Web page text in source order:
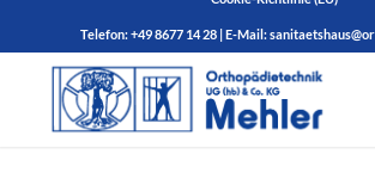
Telefon: +49 8677 14 28 | E-Mail: